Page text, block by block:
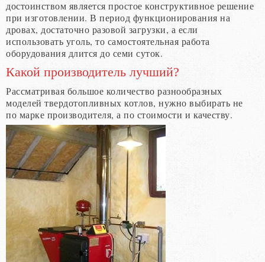
достоинством является простое конструктивное решение
при изготовлении. В период функционирования на
дровах, достаточно разовой загрузки, а если
использовать уголь, то самостоятельная работа
оборудования длится до семи суток.
Какой производитель лучший?
Рассматривая большое количество разнообразных
моделей твердотопливных котлов, нужно выбирать не
по марке производителя, а по стоимости и качеству.